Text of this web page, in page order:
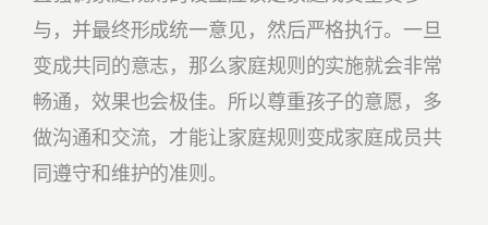
与，并最终形成统一意见，然后严格执行。一旦
变成共同的意志，那么家庭规则的实施就会非常
畅通，效果也会极佳。所以尊重孩子的意愿，多
做沟通和交流，才能让家庭规则变成家庭成员共
同遵守和维护的准则。